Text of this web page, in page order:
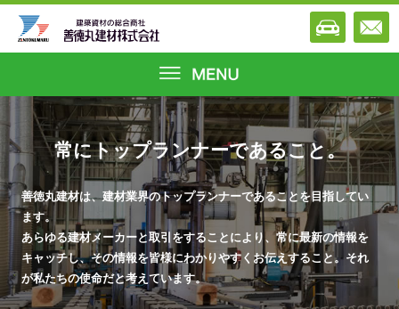
常にトップランナーであること。
善徳丸建材は、建材業界のトップランナーであることを目指してい
ます。
あらゆる建材メーカーと取引をすることにより、常に最新の情報を
キャッチし、その情報を皆様にわかりやすくお伝えすること。それ
が私たちの使命だと考えています。